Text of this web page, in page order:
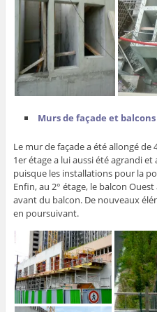
Murs de façade et balcons
Le mur de façade a été allongé
1er étage a lui aussi été agrandi
puisque les installations pour la
Enfin, au 2° étage, le balcon
avant du balcon. De nouveaux
en poursuivant.